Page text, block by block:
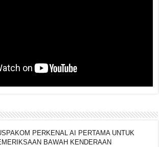
PERKENAL AI PERTAMA UNTUK
BAWAH KENDERAAN